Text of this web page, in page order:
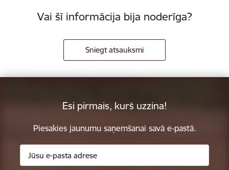
Vai šī informācija bija noderīga?
Sniegt atsauksmi
Esi pirmais, kurš uzzina!
Piesakies jaunumu saņemšanai savā e-pastā.